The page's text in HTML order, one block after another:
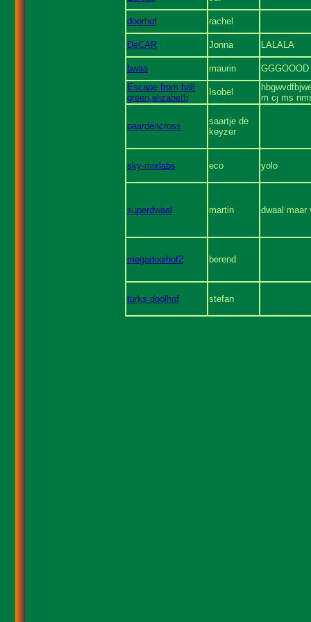
doorhof rachel
DeCAR Jonna LALALA
bwaa maurin
Escape from hall
green,elizabeth
Isobel
m cj ms
paardencross
saartje de
keyzer
sky-mixlabs eco yolo
superdwaal martin dwaal maar
megadoolhof2 berend
turks doolhof stefan